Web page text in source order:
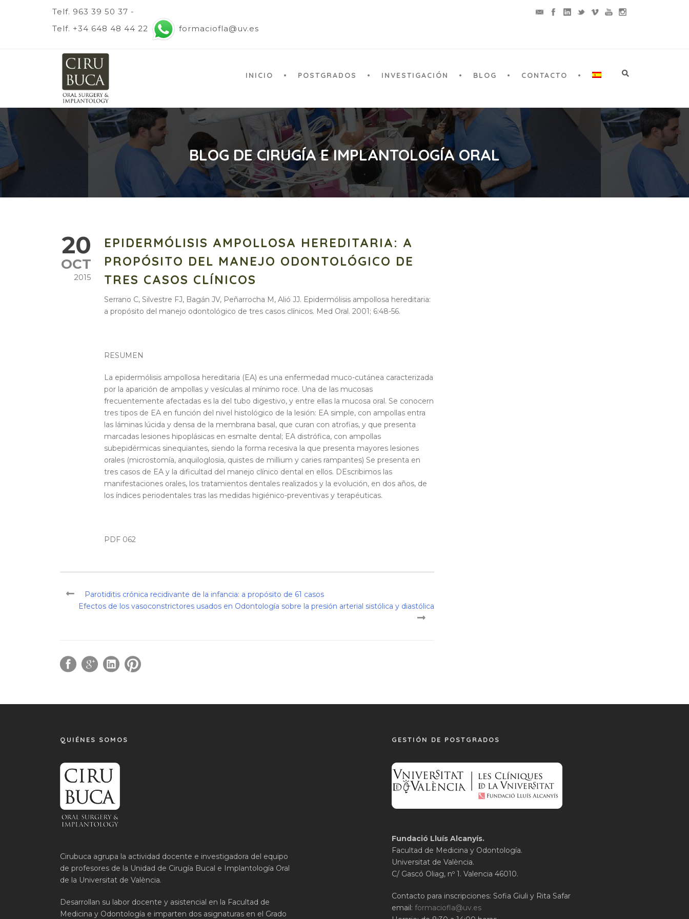
Telf. 963 39 50 37 -
Telf. +34 648 48 44 22
formaciofla@uv.es
INICIO POSTGRADOS INVESTIGACIÓN BLOG CONTACTO
BLOG DE CIRUGÍA E IMPLANTOLOGÍA ORAL
20
OCT
2015
EPIDERMÓLISIS AMPOLLOSA HEREDITARIA: A
PROPÓSITO DEL MANEJO ODONTOLÓGICO DE
TRES CASOS CLÍNICOS
Serrano C, Silvestre FJ, Bagán JV, Peñarrocha M, Alió JJ. Epidermólisis ampollosa hereditaria:
a propósito del manejo odontológico de tres casos clínicos. Med Oral. 2001; 6:48-56.
RESUMEN
La epidermólisis ampollosa hereditaria (EA) es una enfermedad muco-cutánea caracterizada
por la aparición de ampollas y vesículas al mínimo roce. Una de las mucosas
frecuentemente afectadas es la del tubo digestivo, y entre ellas la mucosa oral. Se conocern
tres tipos de EA en función del nivel histológico de la lesión: EA simple, con ampollas entra
las láminas lúcida y densa de la membrana basal, que curan con atrofias, y que presenta
marcadas lesiones hipoplásicas en esmalte dental; EA distrófica, con ampollas
subepidérmicas sinequiantes, siendo la forma recesiva la que presenta mayores lesiones
orales (microstomía, anquiloglosia, quistes de millium y caries rampantes) Se presenta en
tres casos de EA y la dificultad del manejo clínico dental en ellos. DEscribimos las
manifestaciones orales, los tratamientos dentales realizados y la evolución, en dos años, de
los índices periodentales tras las medidas higiénico-preventivas y terapéuticas.
PDF 062
Parotiditis crónica recidivante de la infancia: a propósito de 61 casos
Efectos de los vasoconstrictores usados en Odontología sobre la presión arterial sistólica y diastólica
QUIÉNES SOMOS
Cirubuca agrupa la actividad docente e investigadora del equipo
de profesores de la Unidad de Cirugía Bucal e Implantología Oral
de la Universitat de València.
Desarrollan su labor docente y asistencial en la Facultad de
Medicina y Odontología e imparten dos asignaturas en el Grado
GESTIÓN DE POSTGRADOS
Fundació Lluís Alcanyís.
Facultad de Medicina y Odontología.
Universitat de València.
C/ Gascó Oliag, nº 1. Valencia 46010.
Contacto para inscripciones: Sofia Giuli y Rita Safar
email:formaciofla@uv.es